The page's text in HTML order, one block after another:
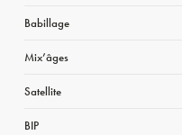
Babillage
Mix’âges
Satellite
BIP